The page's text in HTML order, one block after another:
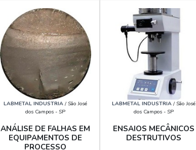
LABMETAL INDUSTRIA / São José
dos Campos - SP
ANÁLISE DE FALHAS EM
EQUIPAMENTOS DE
PROCESSO
LABMETAL INDUSTRIA/ São José
dos Campos - SP
ENSAIOS MECÂNICOS
DESTRUTIVOS